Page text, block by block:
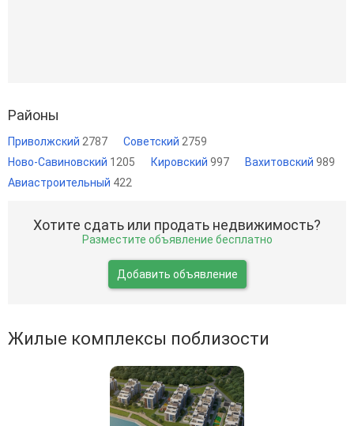
Районы
Приволжский 2787 Советский 2759
Ново-Савиновский 1205 Кировский 997 Вахитовский 989
Авиастроительный 422
Хотите сдать или продать недвижимость?
Разместите объявление бесплатно
Добавить объявление
Жилые комплексы поблизости